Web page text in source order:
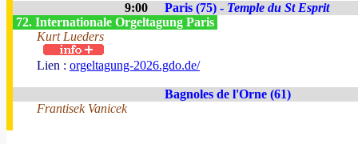
9:00 Paris (75) - Temple du St Esprit
72. Internationale Orgeltagung Paris
Kurt Lueders
Lien : orgeltagung-2026.gdo.de/
Bagnoles de l'Orne (61)
Frantisek Vanicek